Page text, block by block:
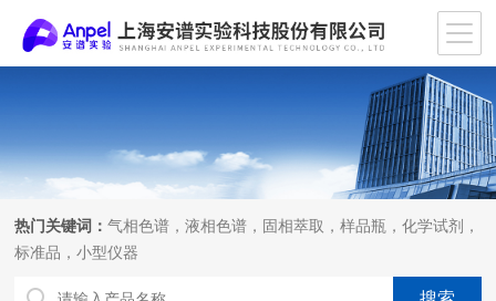
热门关键词：气相色谱，液相色谱，固相萃取，样品瓶，化学试剂，
标准品，小型仪器